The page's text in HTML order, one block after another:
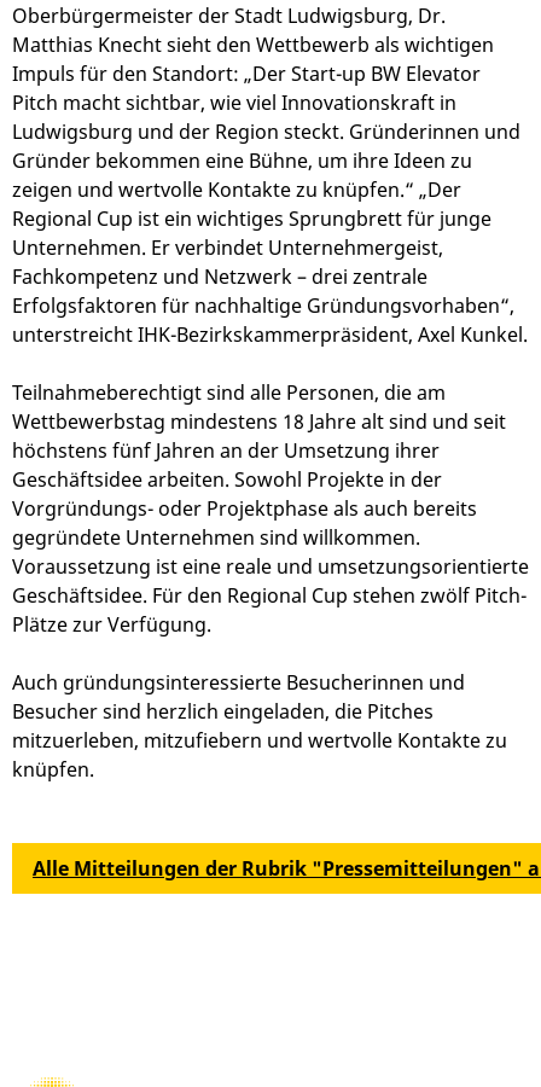
Oberbürgermeister der Stadt Ludwigsburg, Dr.
Matthias Knecht sieht den Wettbewerb als wichtigen
Impuls für den Standort: „Der Start-up BW Elevator
Pitch macht sichtbar, wie viel Innovationskraft in
Ludwigsburg und der Region steckt. Gründerinnen und
Gründer bekommen eine Bühne, um ihre Ideen zu
zeigen und wertvolle Kontakte zu knüpfen.“ „Der
Regional Cup ist ein wichtiges Sprungbrett für junge
Unternehmen. Er verbindet Unternehmergeist,
Fachkompetenz und Netzwerk – drei zentrale
Erfolgsfaktoren für nachhaltige Gründungsvorhaben“,
unterstreicht IHK-Bezirkskammerpräsident, Axel Kunkel.
Teilnahmeberechtigt sind alle Personen, die am
Wettbewerbstag mindestens 18 Jahre alt sind und seit
höchstens fünf Jahren an der Umsetzung ihrer
Geschäftsidee arbeiten. Sowohl Projekte in der
Vorgründungs- oder Projektphase als auch bereits
gegründete Unternehmen sind willkommen.
Voraussetzung ist eine reale und umsetzungsorientierte
Geschäftsidee. Für den Regional Cup stehen zwölf Pitch-
Plätze zur Verfügung.
Auch gründungsinteressierte Besucherinnen und
Besucher sind herzlich eingeladen, die Pitches
mitzuerleben, mitzufiebern und wertvolle Kontakte zu
knüpfen.
Alle Mitteilungen der Rubrik "Pressemitteilungen"